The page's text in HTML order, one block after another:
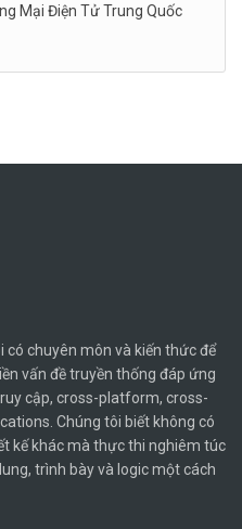
Mại Điện Tử Trung Quốc
có chuyên môn và kiến ​​thức để
vấn đề truyền thống đáp ứng
cập, cross-platform, cross-
Chúng tôi biết không có
kế khác mà thực thi nghiêm túc
trình bày và logic một cách